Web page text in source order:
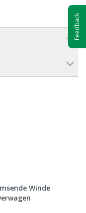
Winde
Feedback